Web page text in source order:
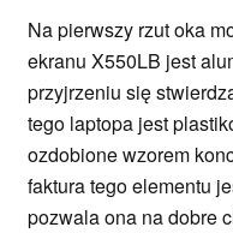
Na pierwszy rzut oka
ekranu X550LB jest
przyjrzeniu się
tego laptopa jest
ozdobione wzorem
faktura tego elementu
pozwala ona na dobre